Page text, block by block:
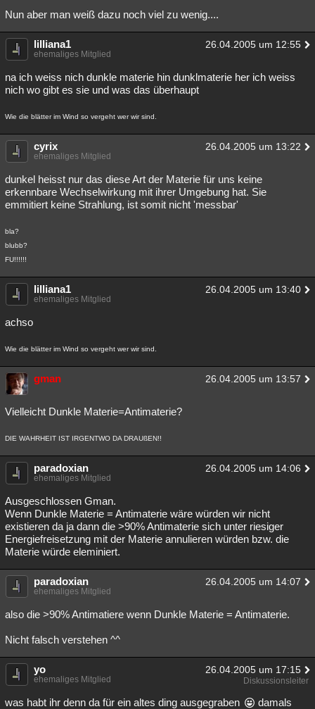
Nun aber man weiß dazu noch viel zu wenig....
lilliana1 26.04.2005 um 12:55
ehemaliges Mitglied
na ich weiss nich dunkle materie hin dunklmaterie her ich weiss
nich wo gibt es sie und was das überhaupt
Wie die blätter im Wind so vergeht wer wir sind.
cyrix 26.04.2005 um 13:22
ehemaliges Mitglied
dunkel heisst nur das diese Art der Materie für uns keine
erkennbare Wechselwirkung mit ihrer Umgebung hat. Sie
emmitiert keine Strahlung, ist somit nicht 'messbar'
bla?
blubb?
FU!!!!!!
lilliana1 26.04.2005 um 13:40
ehemaliges Mitglied
achso
Wie die blätter im Wind so vergeht wer wir sind.
gman 26.04.2005 um 13:57
Vielleicht Dunkle Materie=Antimaterie?
DIE WAHRHEIT IST IRGENTWO DA DRAUßEN!!
paradoxian 26.04.2005 um 14:06
ehemaliges Mitglied
Ausgeschlossen Gman.
Wenn Dunkle Materie = Antimaterie wäre würden wir nicht
existieren da ja dann die >90% Antimaterie sich unter riesiger
Energiefreisetzung mit der Materie annulieren würden bzw. die
Materie würde eleminiert.
paradoxian 26.04.2005 um 14:07
ehemaliges Mitglied
also die >90% Antimatiere wenn Dunkle Materie = Antimaterie.
Nicht falsch verstehen ^^
yo 26.04.2005 um 17:15
ehemaliges Mitglied Diskussionsleiter
was habt ihr denn da für ein altes ding ausgegraben
damals